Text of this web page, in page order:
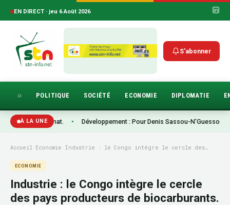
EN DIRECT · jeu 6 Août 2026
S'abonner
POLITIQUE SOCIÉTÉ ECONOMIE DIPLOMATIE
À LA UNE
et le Sénat. Développement : Pour Denis Sassou-N’Guesso,
Accueil Economie Industrie : le Congo intègre le cercle des…
ECONOMIE
Industrie : le Congo intègre le cercle
des pays producteurs de biocarburants.